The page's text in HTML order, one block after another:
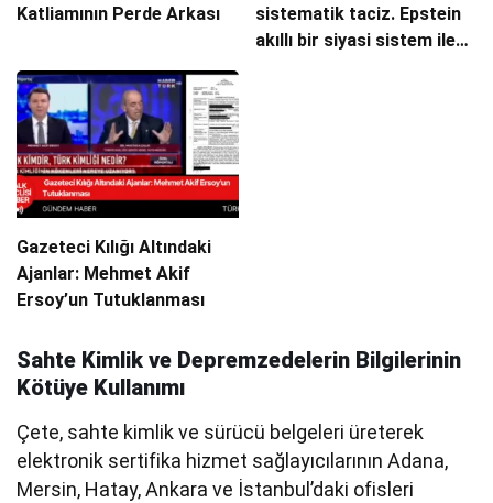
Katliamının Perde Arkası
sistematik taciz. Epstein
akıllı bir siyasi sistem ile
Gazeteci Kılığı Altındaki
Ajanlar: Mehmet Akif
Ersoy’un Tutuklanması
Sahte Kimlik ve Depremzedelerin Bilgilerinin
Kötüye Kullanımı
Çete, sahte kimlik ve sürücü belgeleri üreterek
elektronik sertifika hizmet sağlayıcılarının Adana,
Mersin, Hatay, Ankara ve İstanbul’daki ofisleri